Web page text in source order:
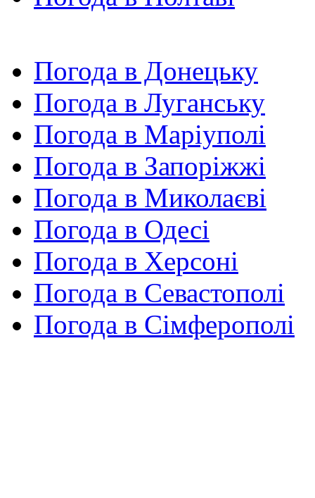
Погода в Донецьку
Погода в Луганську
Погода в Маріуполі
Погода в Запоріжжі
Погода в Миколаєві
Погода в Одесі
Погода в Херсоні
Погода в Севастополі
Погода в Сімферополі